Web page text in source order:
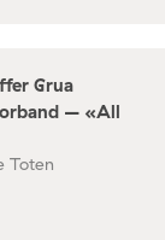
Grua
– «All
Toten